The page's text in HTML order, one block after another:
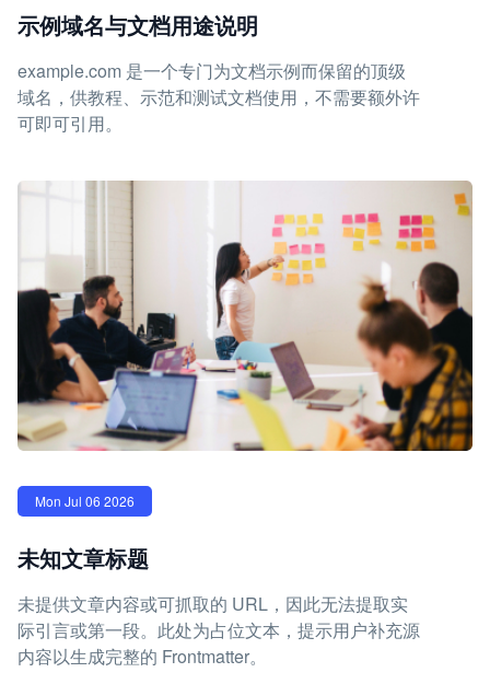
示例域名与文档用途说明
example.com 是一个专门为文档示例而保留的顶级
域名，供教程、示范和测试文档使用，不需要额外许
可即可引用。
Mon Jul 06 2026
未知文章标题
未提供文章内容或可抓取的 URL，因此无法提取实
际引言或第一段。此处为占位文本，提示用户补充源
内容以生成完整的 Frontmatter。